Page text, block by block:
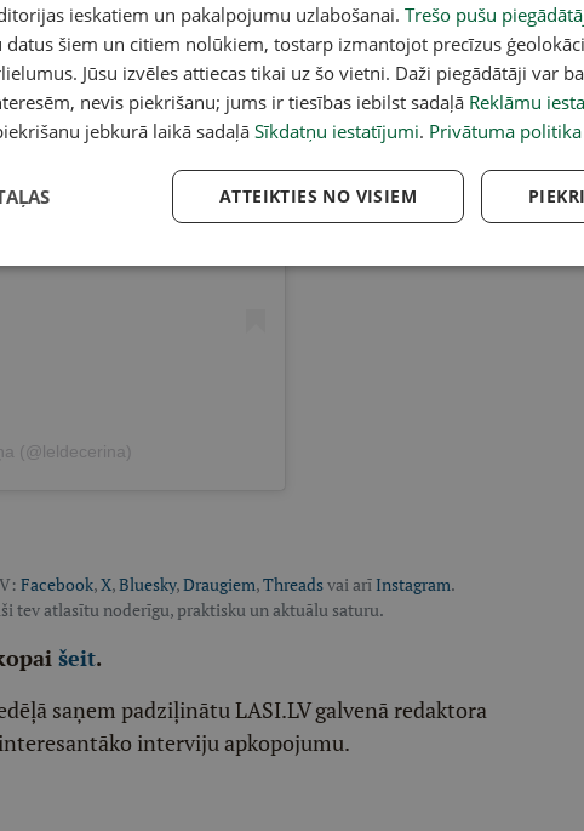
(@leldecerina)
Facebook,X,Bluesky,Draugiem,Threadsvai arī Instagram.
tev atlasītu noderīgu, praktisku un aktuālu saturu.
šeit.
saņem padziļinātu LASI.LV galvenā redaktora
interviju apkopojumu.
ieskatiem un pakalpojumu uzlabošanai. Trešo pušu
datus šiem un citiem nolūkiem, tostarp izmantojot precīzus
Jūsu izvēles attiecas tikai uz šo vietni. Daži piegādātāji var
nevis piekrišanu; jums ir tiesības iebilst sadaļā Reklāmu
jebkurā laikā sadaļāSīkdatņu iestatījumi. Privātuma politika
ATTEIKTIES NO VISIEM